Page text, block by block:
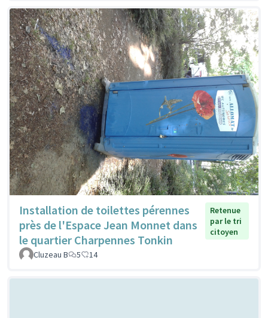
Installation de toilettes pérennes
près de l'Espace Jean Monnet dans
le quartier Charpennes Tonkin
Retenue
par le tri
citoyen
Cluzeau B 5 14